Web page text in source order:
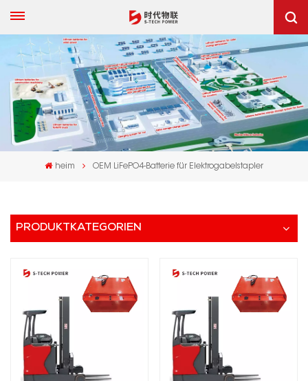
heim OEM LiFePO4-Batterie für Elektrogabelstapler
PRODUKTKATEGORIEN